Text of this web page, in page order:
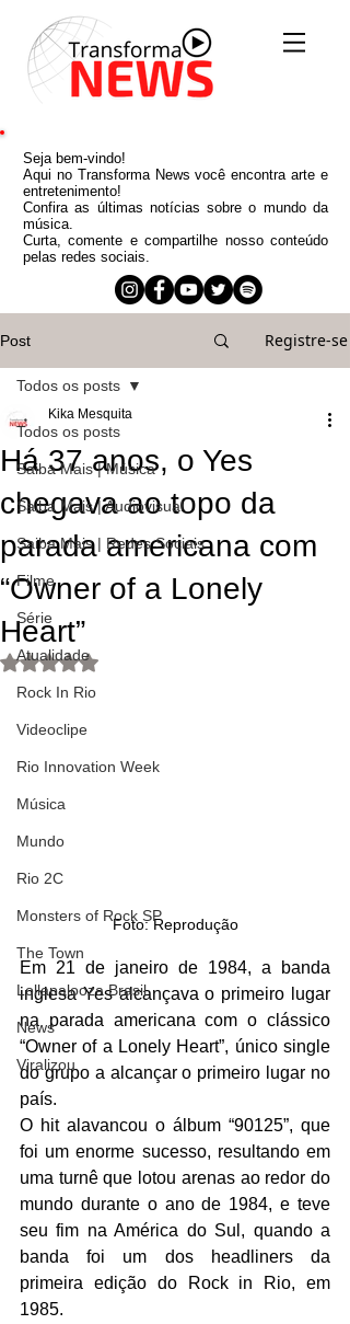
Seja bem-vindo!
Aqui no Transforma News você encontra arte e
entretenimento!
Confira as últimas notícias sobre o mundo da
música.
Curta, comente e compartilhe nosso conteúdo
pelas redes sociais.
Post Registre-se
Todos os posts
Saiba Mais | Música
Saiba Mais | Audiovisual
Saiba Mais | Redes Sociais
Filme
Série
Atualidade
Rock In Rio
Videoclipe
Rio Innovation Week
Música
Mundo
Rio 2C
Monsters of Rock SP
The Town
Lollapalooza Brasil
News
Viralizou
Todos os posts
Há 37 anos, o Yes
chegava ao topo da
parada americana com
“Owner of a Lonely
Heart”
Kika Mesquita
Avaliado com NaN de 5 estrelas.
Foto: Reprodução
Em 21 de janeiro de 1984, a banda
inglesa Yes alcançava o primeiro lugar
na parada americana com o clássico
“Owner of a Lonely Heart”, único single
do grupo a alcançar o primeiro lugar no
país.
O hit alavancou o álbum “90125”, que
foi um enorme sucesso, resultando em
uma turnê que lotou arenas ao redor do
mundo durante o ano de 1984, e teve
seu fim na América do Sul, quando a
banda foi um dos headliners da
primeira edição do Rock in Rio, em
1985.